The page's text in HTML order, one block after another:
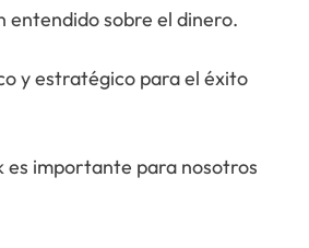
entendido sobre el dinero.
y estratégico para el éxito
es importante para nosotros